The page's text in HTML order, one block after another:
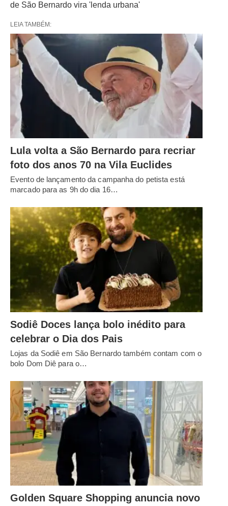
de São Bernardo vira 'lenda urbana'
LEIA TAMBÉM:
Lula volta a São Bernardo para recriar
foto dos anos 70 na Vila Euclides
Evento de lançamento da campanha do petista está
marcado para as 9h do dia 16…
Sodiê Doces lança bolo inédito para
celebrar o Dia dos Pais
Lojas da Sodiê em São Bernardo também contam com o
bolo Dom Diê para o…
Golden Square Shopping anuncia novo